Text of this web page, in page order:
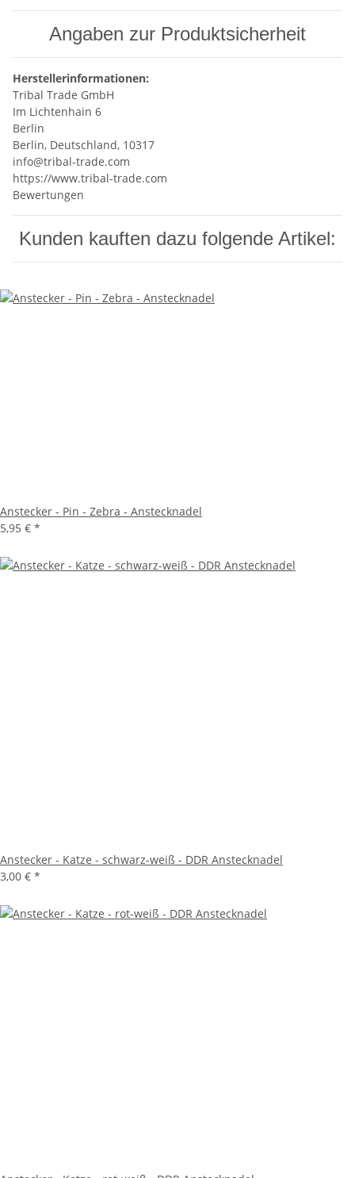
Angaben zur Produktsicherheit
Herstellerinformationen:
Tribal Trade GmbH
Im Lichtenhain 6
Berlin
Berlin, Deutschland, 10317
info@tribal-trade.com
https://www.tribal-trade.com
Bewertungen
Kunden kauften dazu folgende Artikel:
Anstecker - Pin - Zebra - Anstecknadel
5,95 € *
Anstecker - Katze - schwarz-weiß - DDR Anstecknadel
3,00 € *